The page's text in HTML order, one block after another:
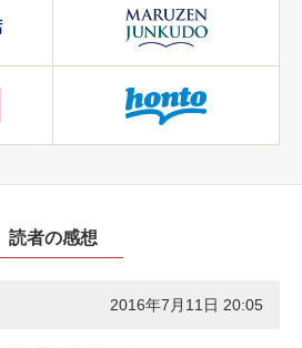
読者の感想
2016年7月11日 20:05